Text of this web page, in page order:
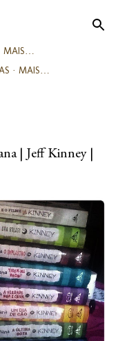
MAIS…
MAIS…
| Jeff Kinney |